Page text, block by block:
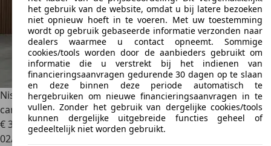
Nissan X-Trail1.5 e-Power Tekna automaat / panoramadak /
camera
€ 36.9251
02/2025
het gebruik van de website, omdat u bij latere bezoeken
niet opnieuw hoeft in te voeren. Met uw toestemming
wordt op gebruik gebaseerde informatie verzonden naar
dealers waarmee u contact opneemt. Sommige
cookies/tools worden door de aanbieders gebruikt om
informatie die u verstrekt bij het indienen van
financieringsaanvragen gedurende 30 dagen op te slaan
en deze binnen deze periode automatisch te
hergebruiken om nieuwe financieringsaanvragen in te
vullen. Zonder het gebruik van dergelijke cookies/tools
kunnen dergelijke uitgebreide functies geheel of
gedeeltelijk niet worden gebruikt.